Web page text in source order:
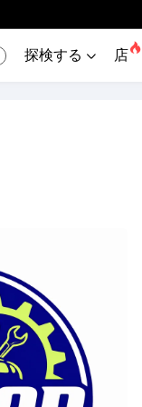
探検する  店